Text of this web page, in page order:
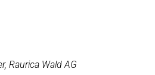
Raurica Wald AG